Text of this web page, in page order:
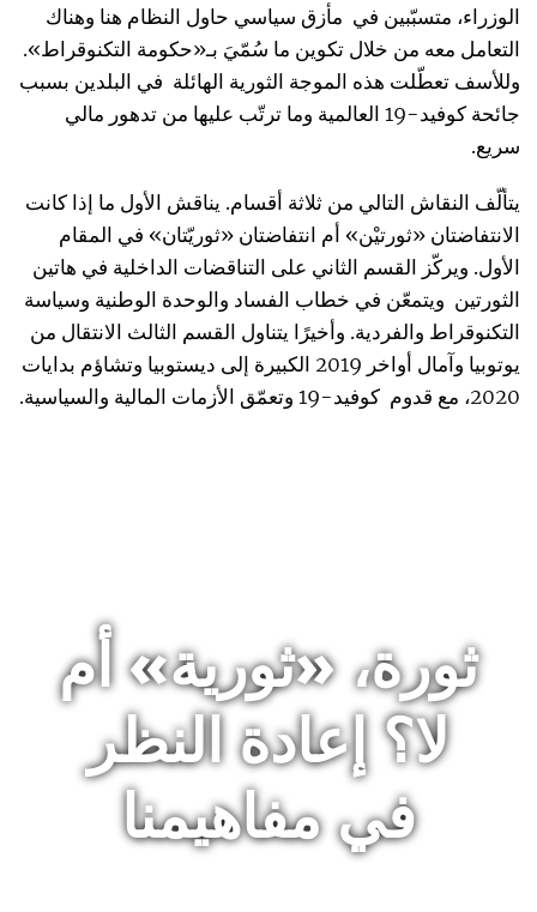
الوزراء، متسبّبين في مأزق سياسي حاول النظام هنا وهناك
التعامل معه من خلال تكوين ما سُمّيَ بـ«حكومة التكنوقراط».
وللأسف تعطّلت هذه الموجة الثورية الهائلة في البلدين بسبب
جائحة كوفيد-19 العالمية وما ترتّب عليها من تدهور مالي
سريع.
يتألّف النقاش التالي من ثلاثة أقسام. يناقش الأول ما إذا كانت
الانتفاضتان «ثورتيْن» أم انتفاضتان «ثوريّتان» في المقام
الأول. ويركّز القسم الثاني على التناقضات الداخلية في هاتين
الثورتين ويتمعّن في خطاب الفساد والوحدة الوطنية وسياسة
التكنوقراط والفردية. وأخيرًا يتناول القسم الثالث الانتقال من
يوتوبيا وآمال أواخر 2019 الكبيرة إلى ديستوبيا وتشاؤم بدايات
2020، مع قدوم كوفيد-19 وتعمّق الأزمات المالية والسياسية.
ثورة، «ثورية» أم
لا؟ إعادة النظر
في مفاهيمنا